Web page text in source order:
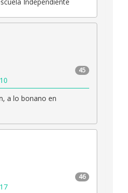
45
a lo bonano en
46